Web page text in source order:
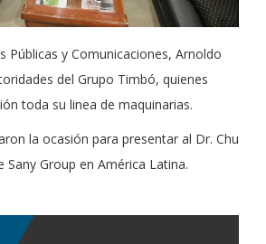
Públicas y Comunicaciones, Arnoldo
del Grupo Timbó, quienes
toda su linea de maquinarias.
la ocasión para presentar al Dr. Chu
Sany Group en América Latina.